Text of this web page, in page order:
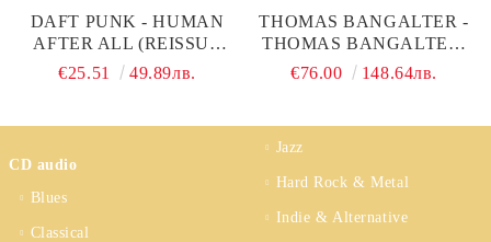
DAFT PUNK - HUMAN
AFTER ALL (REISSUE
2022) (2 X VINYL)
€25.51 49.89лв.
THOMAS BANGALTER -
THOMAS BANGALTER:
MYTHOLOGIES (3 X
€76.00 148.64лв.
CD audio
Blues
Classical
Jazz
Hard Rock & Metal
Indie & Alternative